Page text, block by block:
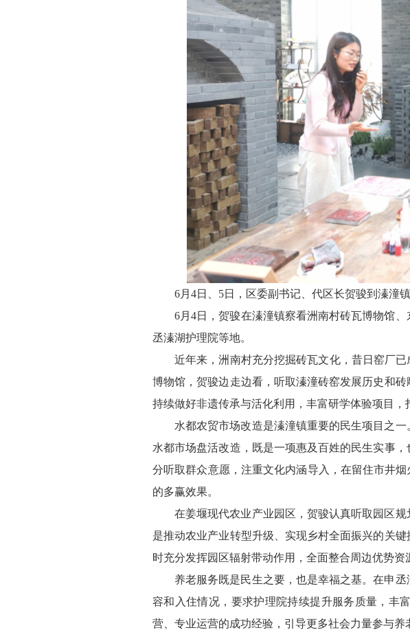
6月4日、5日，区委副书记、代区长贺骏到溱潼
6月4日，贺骏在溱潼镇察看洲南村砖瓦博物馆
丞溱湖护理院等地。
近年来，洲南村充分挖掘砖瓦文化，昔日窑厂
博物馆，贺骏边走边看，听取溱潼砖窑发展历史和
持续做好非遗传承与活化利用，丰富研学体验项目，
水都农贸市场改造是溱潼镇重要的民生项目之
水都市场盘活改造，既是一项惠及百姓的民生实事
分听取群众意愿，注重文化内涵导入，在留住市井
的多赢效果。
在姜堰现代农业产业园区，贺骏认真听取园区
是推动农业产业转型升级、实现乡村全面振兴的关
时充分发挥园区辐射带动作用，全面整合周边优势资
养老服务既是民生之要，也是幸福之基。在申
容和入住情况，要求护理院持续提升服务质量，丰
营、专业运营的成功经验，引导更多社会力量参与养